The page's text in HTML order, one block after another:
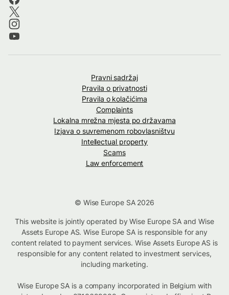
Pravni sadržaj
Pravila o privatnosti
Pravila o kolačićima
Complaints
Lokalna mrežna mjesta po državama
Izjava o suvremenom robovlasništvu
Intellectual property
Scams
Law enforcement
© Wise Europe SA 2026
This website is jointly operated by Wise Europe SA and Wise
Assets Europe AS. Wise Europe SA is responsible for any
content related to payment services. Wise Assets Europe AS is
responsible for any content related to investment services,
including marketing.
Wise Europe SA is a company incorporated in Belgium with